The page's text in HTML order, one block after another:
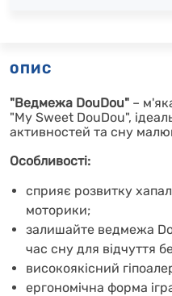
ОПИС
"Ведмежа DouDou" –
"My Sweet DouDou",
активностей та сну
Особливості:
сприяє розвитку
моторики;
залишайте ведмежа
час сну для відчуття
високоякісний
ергономічна форма